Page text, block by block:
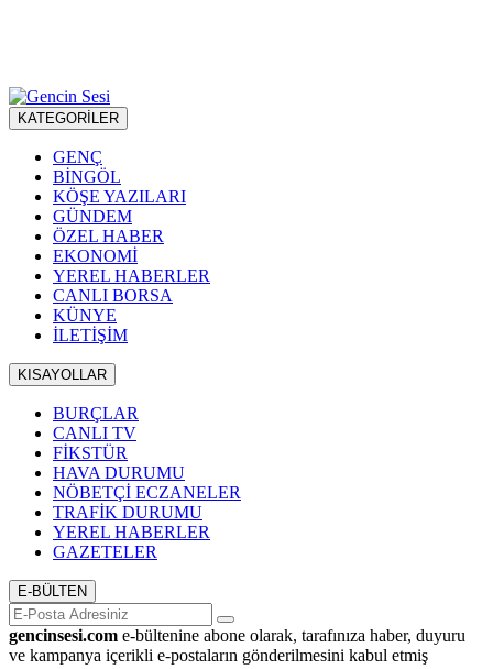
KATEGORİLER
GENÇ
BİNGÖL
KÖŞE YAZILARI
GÜNDEM
ÖZEL HABER
EKONOMİ
YEREL HABERLER
CANLI BORSA
KÜNYE
İLETİŞİM
KISAYOLLAR
BURÇLAR
CANLI TV
FİKSTÜR
HAVA DURUMU
NÖBETÇİ ECZANELER
TRAFİK DURUMU
YEREL HABERLER
GAZETELER
E-BÜLTEN
gencinsesi.com e-bültenine abone olarak, tarafınıza haber, duyuru
ve kampanya içerikli e-postaların gönderilmesini kabul etmiş